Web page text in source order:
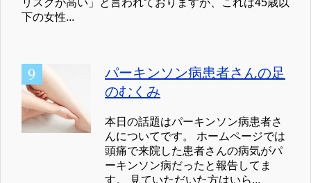
リスクが高い」と言われておりますが、これは45歳以
下の女性...
パーキンソン病患者さんの足
のむくみ
本日の話題はパーキンソン病患者さ
んについてです。 ホームページでは
頭痛で来院した患者さんの病気がパ
ーキンソン病だったと報告してま
す。 見ていただいた方はいら...